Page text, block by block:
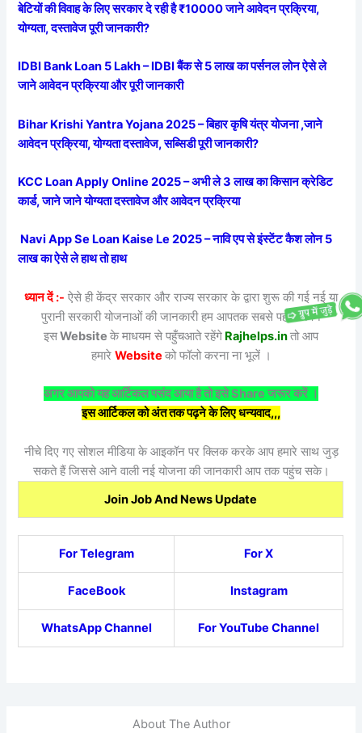
बेटियों की विवाह के लिए सरकार दे रही है ₹10000 जाने आवेदन प्रक्रिया,
योग्यता, दस्तावेज पूरी जानकारी?
IDBI Bank Loan 5 Lakh – IDBI बैंक से 5 लाख का पर्सनल लोन ऐसे ले
जाने आवेदन प्रक्रिया और पूरी जानकारी
Bihar Krishi Yantra Yojana 2025 – बिहार कृषि यंत्र योजना ,जाने
आवेदन प्रक्रिया, योग्यता दस्तावेज, सब्सिडी पूरी जानकारी?
KCC Loan Apply Online 2025 – अभी ले 3 लाख का किसान क्रेडिट
कार्ड, जाने जाने योग्यता दस्तावेज और आवेदन प्रक्रिया
Navi App Se Loan Kaise Le 2025 – नावि एप से इंस्टेंट कैश लोन 5
लाख का ऐसे ले हाथ तो हाथ
ध्यान दें :- ऐसे ही केंद्र सरकार और राज्य सरकार के द्वारा शुरू की गई नई या
पुरानी सरकारी योजनाओं की जानकारी हम आपतक सबसे पहले अपने
इसWebsite के माधयम से पहुँचआते रहेंगे Rajhelps.inतो आप
हमारे Website को फॉलो करना ना भूलें ।
अगर आपको यह आर्टिकल पसंद आया है तो इसे Share जरूर करें ।
इस आर्टिकल को अंत तक पढ़ने के लिए धन्यवाद,,,
नीचे दिए गए सोशल मीडिया के आइकॉन पर क्लिक करके आप हमारे साथ जुड़
सकते हैं जिससे आने वाली नई योजना की जानकारी आप तक पहुंच सके।
Join Job And News Update
For Telegram For X
FaceBook Instagram
WhatsApp Channel For YouTube Channel
About The Author